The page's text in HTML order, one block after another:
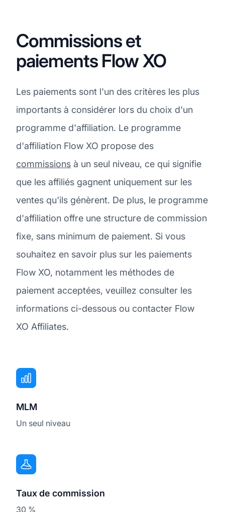
Commissions et
paiements Flow XO
Les paiements sont l'un des critères les plus
importants à considérer lors du choix d'un
programme d'affiliation. Le programme
d'affiliation Flow XO propose des
commissions à un seul niveau, ce qui signifie
que les affiliés gagnent uniquement sur les
ventes qu'ils génèrent. De plus, le programme
d'affiliation offre une structure de commission
fixe, sans minimum de paiement. Si vous
souhaitez en savoir plus sur les paiements
Flow XO, notamment les méthodes de
paiement acceptées, veuillez consulter les
informations ci-dessous ou contacter Flow
XO Affiliates.
MLM
Un seul niveau
Taux de commission
30 %